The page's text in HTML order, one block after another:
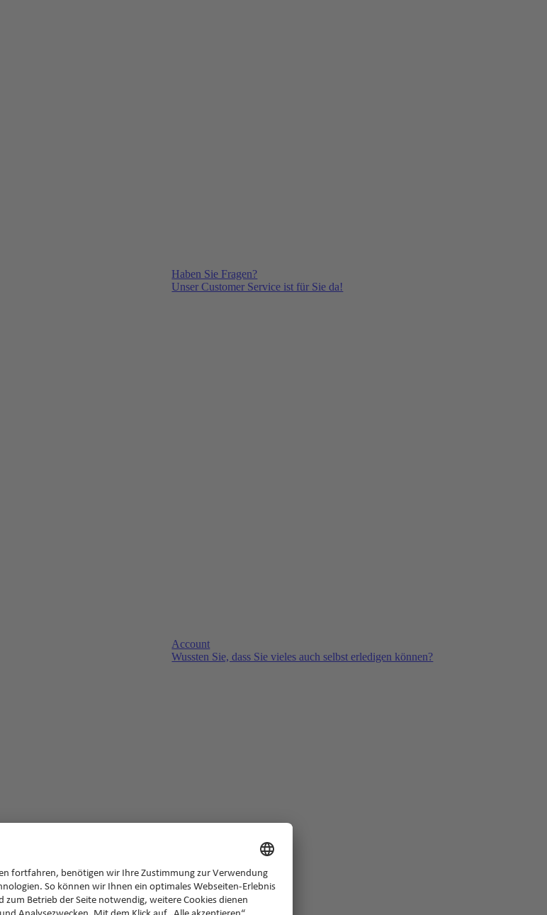
Haben Sie Fragen?
Unser Customer Service ist für Sie da!
Account
Wussten Sie, dass Sie vieles auch selbst erledigen können?